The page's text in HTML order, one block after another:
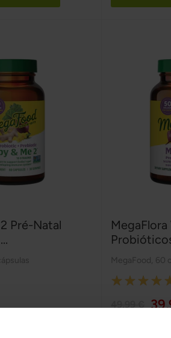
Pré-Natal
MegaFood 60
Rating: